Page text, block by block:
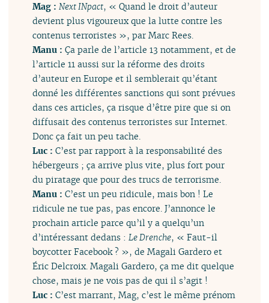
Mag :Next INpact, « Quand le droit d’auteur
devient plus vigoureux que la lutte contre les
contenus terroristes », par Marc Rees.
Manu :Ça parle de l’article 13 notamment, et de
l’article 11 aussi sur la réforme des droits
d’auteur en Europe et il semblerait qu’étant
donné les différentes sanctions qui sont prévues
dans ces articles, ça risque d’être pire que si on
diffusait des contenus terroristes sur Internet.
Donc ça fait un peu tache.
Luc :C’est par rapport à la responsabilité des
hébergeurs ; ça arrive plus vite, plus fort pour
du piratage que pour des trucs de terrorisme.
Manu :C’est un peu ridicule, mais bon ! Le
ridicule ne tue pas, pas encore. J’annonce le
prochain article parce qu’il y a quelqu’un
d’intéressant dedans :Le Drenche, « Faut-il
boycotter Facebook ? », de Magali Gardero et
Éric Delcroix. Magali Gardero, ça me dit quelque
chose, mais je ne vois pas de qui il s’agit !
Luc :C’est marrant, Mag, c’est le même prénom